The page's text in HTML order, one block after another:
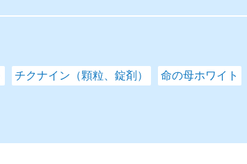
チクナイン（顆粒、錠剤） 命の母ホワイト